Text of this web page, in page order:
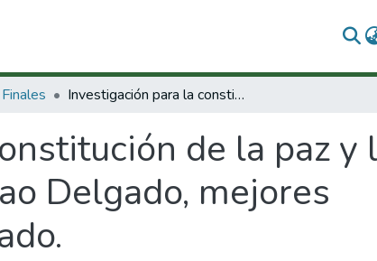
Investigación para la constitución de la paz y la convivencia, concurso Hernán Henao Delgado, mejores propuestas monográficas de pregrado.
de la paz y
Delgado, mejores